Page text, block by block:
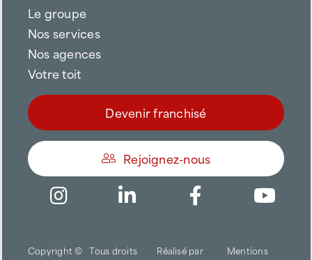
Le groupe
Nos services
Nos agences
Votre toit
Devenir franchisé
Rejoignez-nous
Copyright © Tous droits
Réalisé par
Mentions
Trouver une agence